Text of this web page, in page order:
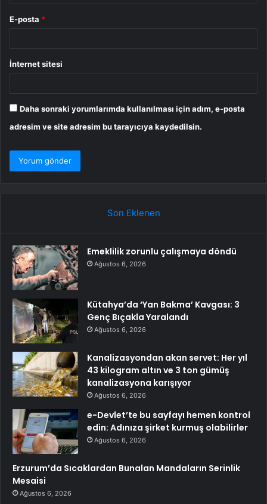
E-posta *
İnternet sitesi
Daha sonraki yorumlarımda kullanılması için adım, e-posta
adresim ve site adresim bu tarayıcıya kaydedilsin.
Son Eklenen
Emeklilik zorunlu çalışmaya döndü
Ağustos 6, 2026
Kütahya’da ‘Yan Bakma’ Kavgası: 3
Genç Bıçakla Yaralandı
Ağustos 6, 2026
Kanalizasyondan akan servet: Her yıl
43 kilogram altın ve 3 ton gümüş
kanalizasyona karışıyor
Ağustos 6, 2026
e-Devlet’te bu sayfayı hemen kontrol
edin: Adınıza şirket kurmuş olabilirler
Ağustos 6, 2026
Erzurum’da Sıcaklardan Bunalan Mandaların Serinlik
Mesaisi
Ağustos 6, 2026